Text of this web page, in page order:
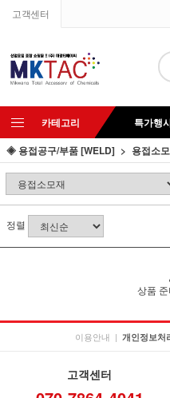
고객센터
카테고리 특가행
◈ 용접공구/부품 [WELD]
용접소
정렬
상품
이용안내 | 개인정보처
고객센터